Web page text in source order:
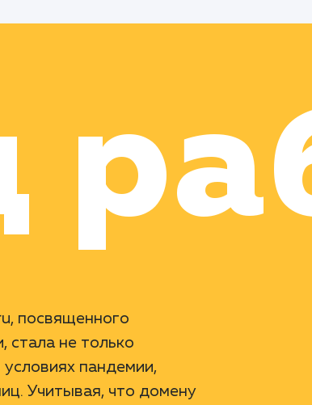
посвященного
стала не только
пандемии,
Учитывая, что домену